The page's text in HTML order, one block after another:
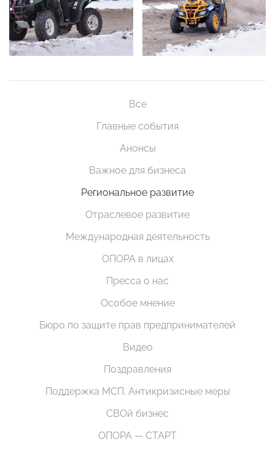
Все
Главные события
Анонсы
Важное для бизнеса
Региональное развитие
Отраслевое развитие
Международная деятельность
ОПОРА в лицах
Пресса о нас
Особое мнение
Бюро по защите прав предпринимателей
Видео
Поздравления
Поддержка МСП. Антикризисные меры
СВОй бизнес
ОПОРА — СТАРТ